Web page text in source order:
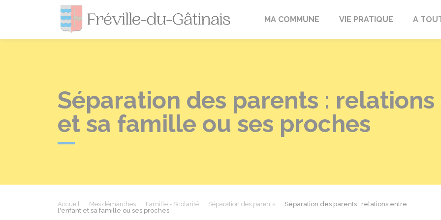
Fréville-du-Gâtinais
MA COMMUNE VIE PRATIQUE A
Séparation des parents :
et sa famille ou ses proches
Accueil Mes démarches Famille - Scolarité Séparation des parents
Séparation des parents : relations entre
l'enfant et sa famille ou ses proches